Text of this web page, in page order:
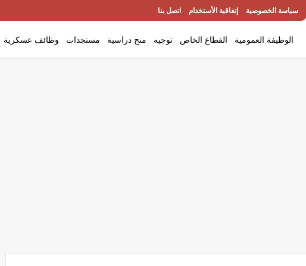
سياسة الخصوصية إتفاقية الأستخدام اتصل بنا
الوظيفة العمومية القطاع الخاص توجيه منح دراسية مستجدات وظائف عسكرية